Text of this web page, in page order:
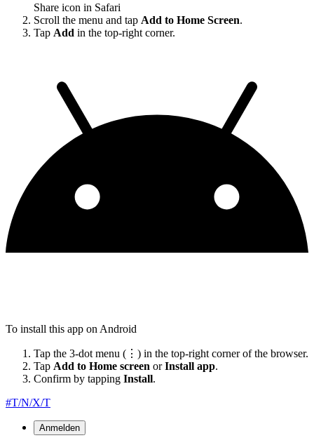
Share icon in Safari
Scroll the menu and tap Add to Home Screen.
Tap Add in the top-right corner.
To install this app on Android
Tap the 3-dot menu (⋮) in the top-right corner of the browser.
Tap Add to Home screen orInstall app.
Confirm by tapping Install.
#T/N/X/T
Anmelden